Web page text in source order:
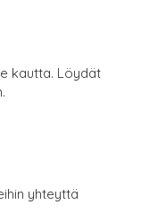
kautta. Löydät
yhteyttä